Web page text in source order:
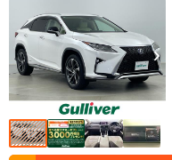
ニター・純正ドレコ